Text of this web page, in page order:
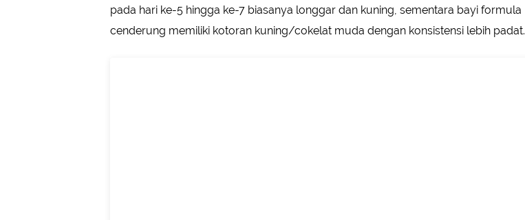
pada hari ke-5 hingga ke-7 biasanya longgar dan kuning, sementara bayi formula
cenderung memiliki kotoran kuning/cokelat muda dengan konsistensi lebih padat.